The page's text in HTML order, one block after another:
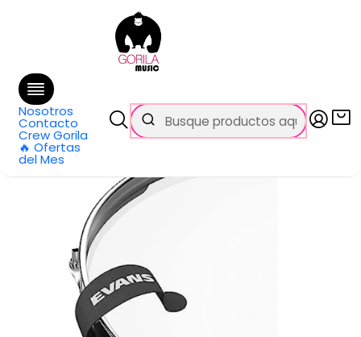
Nosotros
Contacto
Crew Gorila
🔥 Ofertas
del Mes
GRATIS
en Santiago y $99.990 en Regiones
Categorías Baterías y Percusión
Atriles y Piezas